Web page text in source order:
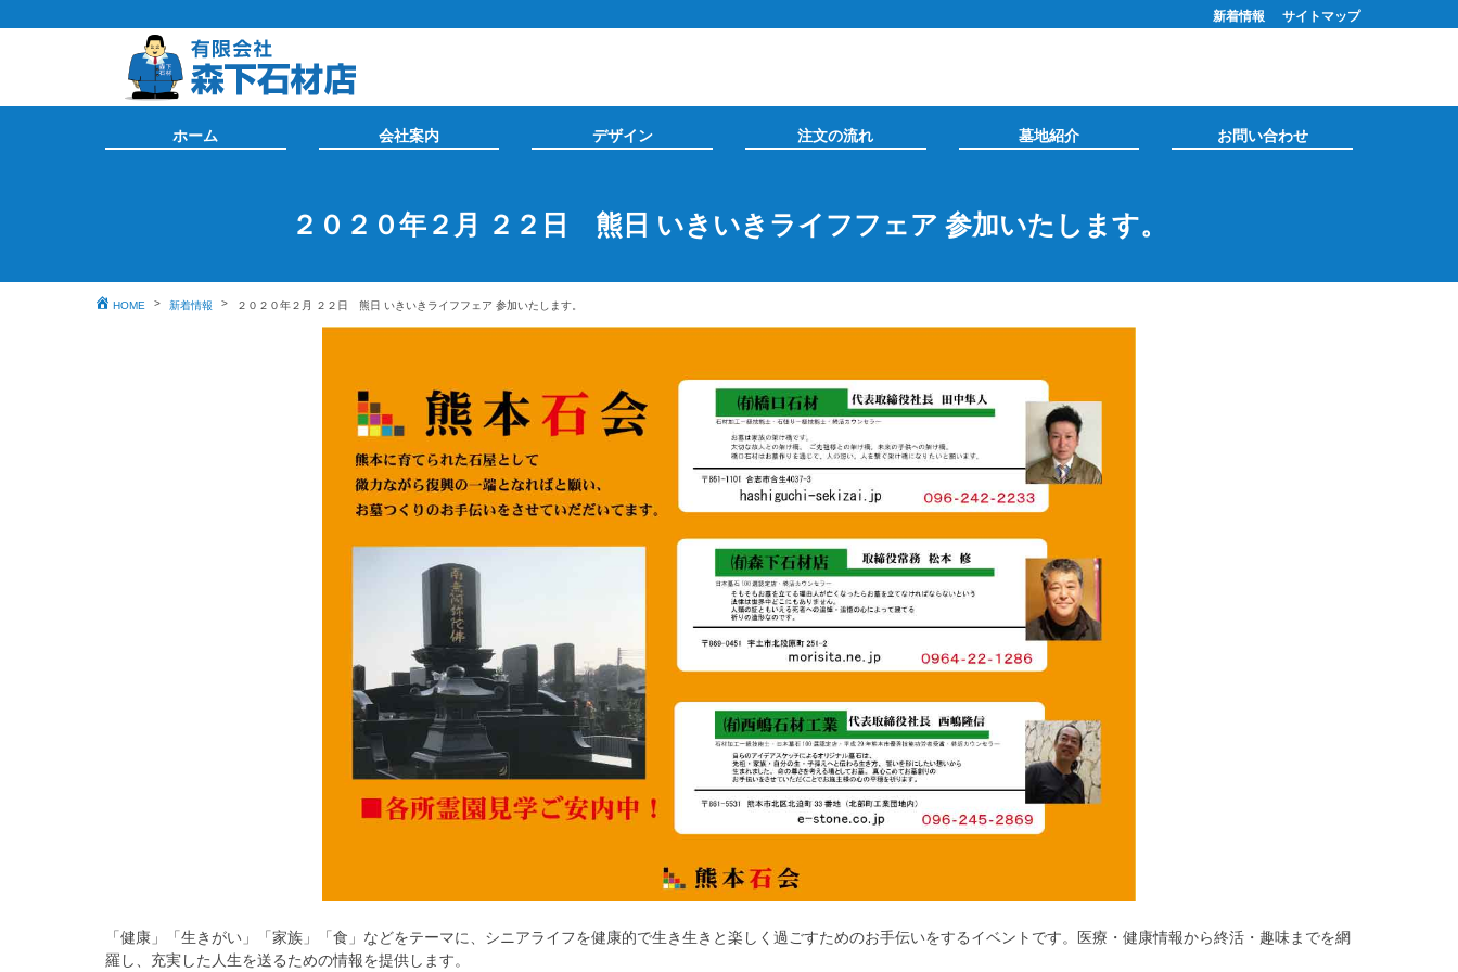
新着情報 サイトマップ
ホーム 会社案内 デザイン 注文の流れ 墓地紹介 お問い合わせ
２０２０年２月 ２２日 熊日 いきいきライフフェア 参加いたします。
HOME 新着情報 ２０２０年２月 ２２日 熊日 いきいきライフフェア 参加いたします。
「健康」「生きがい」「家族」「食」などをテーマに、シニアライフを健康的で生き生きと楽しく過ごすためのお手伝いをするイベントです。医療・健康情報から終活・趣味までを網
羅し、充実した人生を送るための情報を提供します。